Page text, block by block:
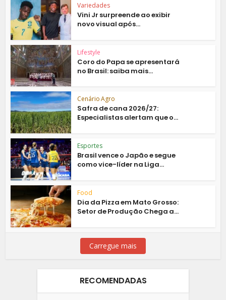
Variedades
Vini Jr surpreende ao exibir
novo visual após...
Lifestyle
Coro do Papa se apresentará
no Brasil: saiba mais...
Cenário Agro
Safra de cana 2026/27:
Especialistas alertam que o...
Esportes
Brasil vence o Japão e segue
como vice-líder na Liga...
Food
Dia da Pizza em Mato Grosso:
Setor de Produção Chega a...
Carregue mais
RECOMENDADAS